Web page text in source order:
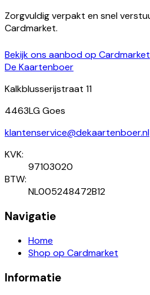
Zorgvuldig verpakt en snel
Cardmarket.
Bekijk ons aanbod op Cardmarket
De Kaartenboer
Kalkblusserijstraat 11
4463LG Goes
klantenservice@dekaartenboer.nl
KVK:
97103020
BTW:
NL005248472B12
Navigatie
Home
Shop op Cardmarket
Informatie